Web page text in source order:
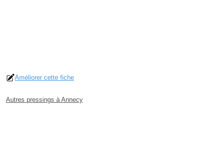
Améliorer cette fiche
Autres pressings à Annecy